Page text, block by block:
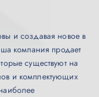
и создавая новое в
компания продает
существуют на
и комплектующих